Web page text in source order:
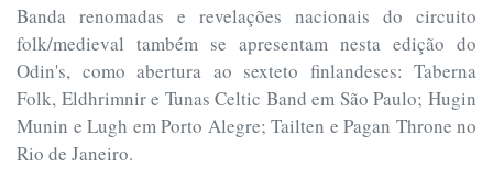
Banda renomadas e revelações nacionais do circuito
folk/medieval também se apresentam nesta edição do
Odin's, como abertura ao sexteto finlandeses: Taberna
Folk, Eldhrimnir e Tunas Celtic Band em São Paulo; Hugin
Munin e Lugh em Porto Alegre; Tailten e Pagan Throne no
Rio de Janeiro.